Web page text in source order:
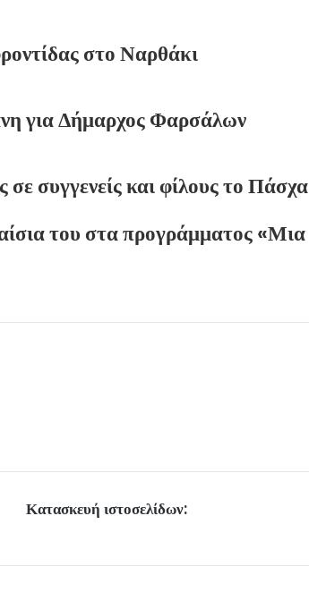
στο Ναρθάκι
για Δήμαρχος Φαρσάλων
σε συγγενείς και φίλους το Πάσχα
του στα προγράμματος «Μια
Κατασκευή ιστοσελίδων: